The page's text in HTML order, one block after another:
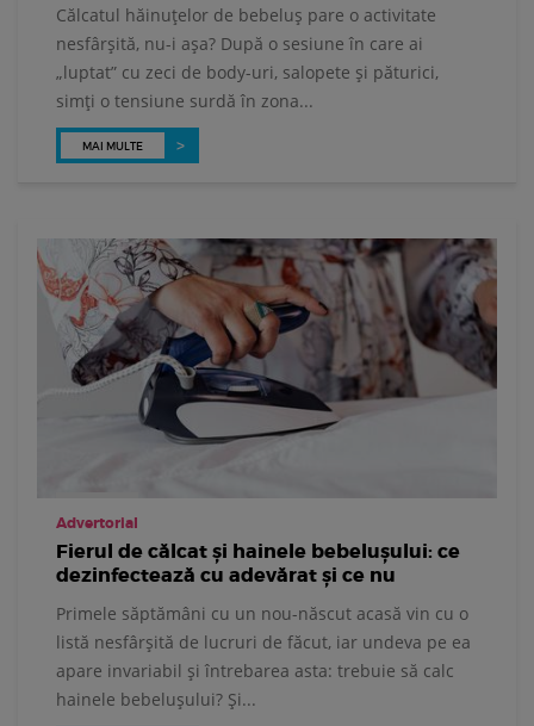
Călcatul hăinuțelor de bebeluș pare o activitate
nesfârșită, nu-i așa? După o sesiune în care ai
„luptat” cu zeci de body-uri, salopete și păturici,
simți o tensiune surdă în zona...
MAI MULTE
Advertorial
Fierul de călcat și hainele bebelușului: ce
dezinfectează cu adevărat și ce nu
Primele săptămâni cu un nou-născut acasă vin cu o
listă nesfârșită de lucruri de făcut, iar undeva pe ea
apare invariabil și întrebarea asta: trebuie să calc
hainele bebelușului? Și...